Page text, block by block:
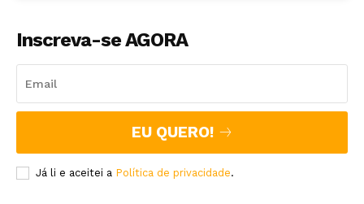
Inscreva-se AGORA
EU QUERO!
Já li e aceitei a Política de privacidade.